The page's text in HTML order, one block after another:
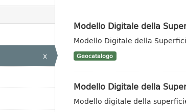
x
Modello Digitale della
Modello Digitale della
Geocatalogo
Modello Digitale della
Modello digitale della